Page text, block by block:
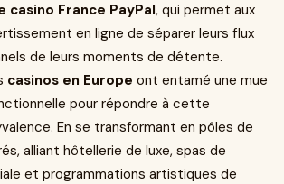
casino France PayPal, qui permet aux
en ligne de séparer leurs flux
de leurs moments de détente.
casinos en Europe ont entamé une mue
pour répondre à cette
En se transformant en pôles de
alliant hôtellerie de luxe, spas de
et programmations artistiques de